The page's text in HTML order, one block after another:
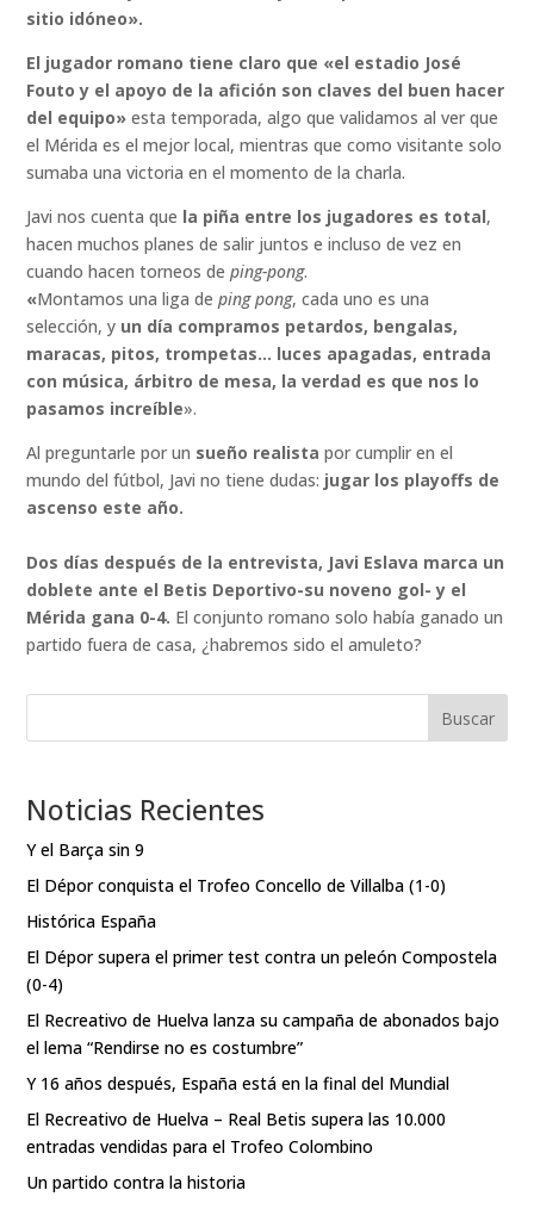
sitio idóneo».
El jugador romano tiene claro que «el estadio José
Fouto y el apoyo de la afición son claves del buen hacer
del equipo» esta temporada, algo que validamos al ver que
el Mérida es el mejor local, mientras que como visitante solo
sumaba una victoria en el momento de la charla.
Javi nos cuenta que la piña entre los jugadores es total,
hacen muchos planes de salir juntos e incluso de vez en
cuando hacen torneos de ping-pong.
«Montamos una liga deping pong, cada uno es una
selección, y un día compramos petardos, bengalas,
maracas, pitos, trompetas… luces apagadas, entrada
con música, árbitro de mesa, la verdad es que nos lo
pasamos increíble».
Al preguntarle por un sueño realista por cumplir en el
mundo del fútbol, Javi no tiene dudas: jugar los playoffs de
ascenso este año.
Dos días después de la entrevista, Javi Eslava marca un
doblete ante el Betis Deportivo-su noveno gol- y el
Mérida gana 0-4. El conjunto romano solo había ganado un
partido fuera de casa, ¿habremos sido el amuleto?
Buscar
Noticias Recientes
Y el Barça sin 9
El Dépor conquista el Trofeo Concello de Villalba (1-0)
Histórica España
El Dépor supera el primer test contra un peleón Compostela
(0-4)
El Recreativo de Huelva lanza su campaña de abonados bajo
el lema “Rendirse no es costumbre”
Y 16 años después, España está en la final del Mundial
El Recreativo de Huelva – Real Betis supera las 10.000
entradas vendidas para el Trofeo Colombino
Un partido contra la historia